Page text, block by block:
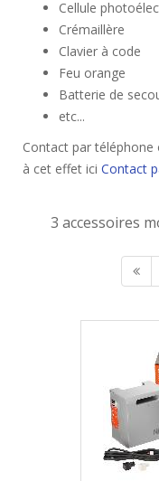
Cellule
Crémaillère
Clavier à code
Feu orange
Batterie de
etc...
Contact par
à cet effet ici Contact
3 accessoires